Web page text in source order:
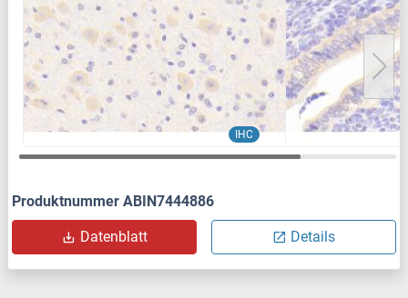
IHC
Produktnummer ABIN7444886
Datenblatt Details